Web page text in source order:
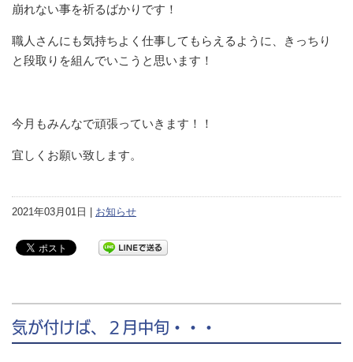
崩れない事を祈るばかりです！
職人さんにも気持ちよく仕事してもらえるように、きっちり
と段取りを組んでいこうと思います！
今月もみんなで頑張っていきます！！
宜しくお願い致します。
2021年03月01日 | お知らせ
気が付けば、２月中旬・・・